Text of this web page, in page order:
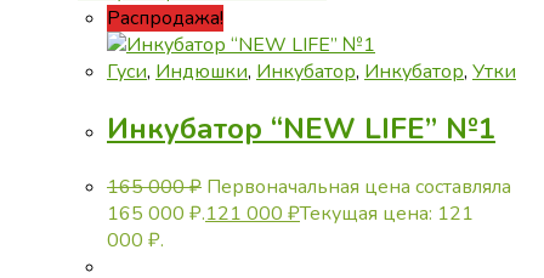
Распродажа!
Гуси, Индюшки, Инкубатор, Инкубатор, Утки
Инкубатор “NEW LIFE” №1
165 000₽ Первоначальная цена составляла
165 000 ₽.121 000 ₽Текущая цена: 121
000 ₽.